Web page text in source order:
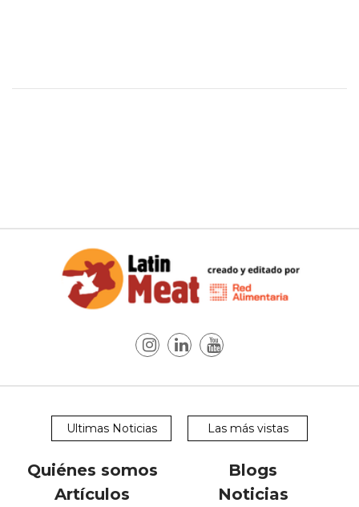
Ultimas Noticias Las más vistas
Quiénes somos
Blogs
Artículos
Noticias